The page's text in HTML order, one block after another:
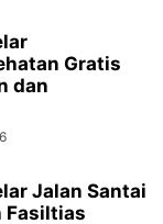
Gratis
dan
Jalan Santai
Fasiltias